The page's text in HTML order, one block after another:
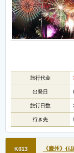
旅行代金
出発日
旅行日数
行き先
K013
《慶州》